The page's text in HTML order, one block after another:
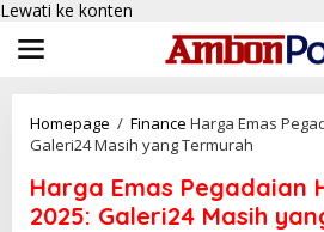
Lewati ke konten
Homepage / Finance Harga Emas
Galeri24 Masih yang Termurah
Harga Emas Pegadaian
2025: Galeri24 Masih